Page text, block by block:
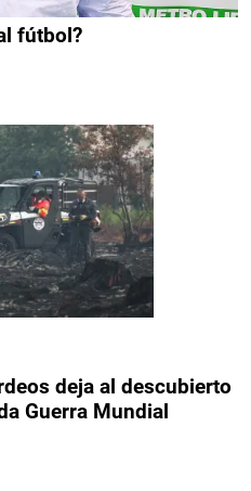
fútbol?
deja al descubierto
Guerra Mundial